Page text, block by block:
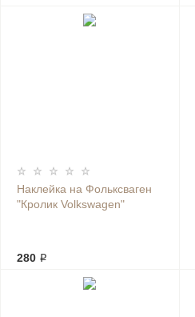
Наклейка на Фольксваген
"Кролик Volkswagen"
280 ₽